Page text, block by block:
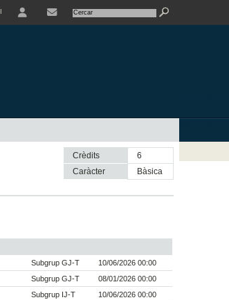
Crèdits
6
Caràcter
bàsica
Subgrup GJ-T
10/06/2026 00:00
Subgrup GJ-T
08/01/2026 00:00
Subgrup IJ-T
10/06/2026 00:00